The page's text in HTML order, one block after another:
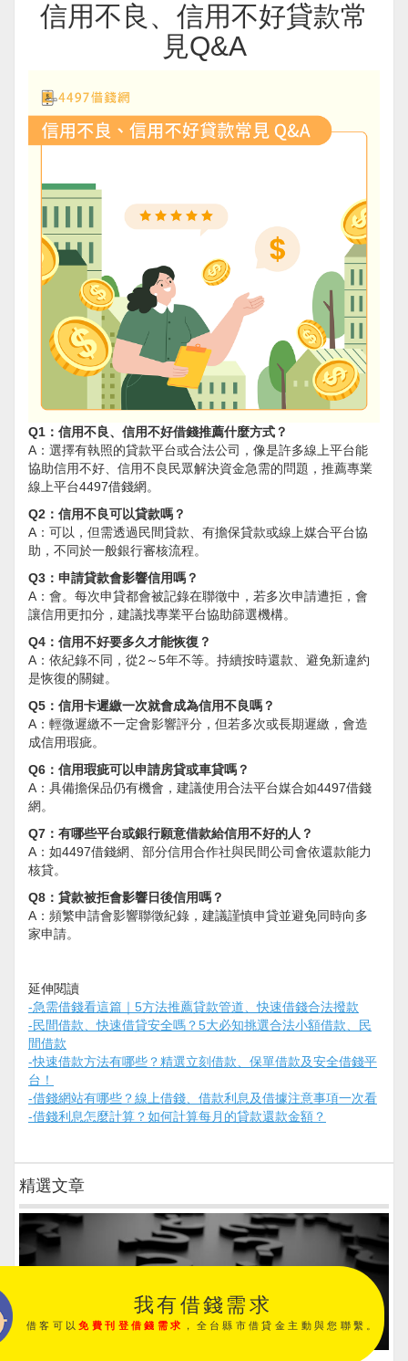
信用不良、信用不好貸款常
見Q&A
Q1：信用不良、信用不好借錢推薦什麼方式？
A：選擇有執照的貸款平台或合法公司，像是許多線上平台能
協助信用不好、信用不良民眾解決資金急需的問題，推薦專業
線上平台4497借錢網。
Q2：信用不良可以貸款嗎？
A：可以，但需透過民間貸款、有擔保貸款或線上媒合平台協
助，不同於一般銀行審核流程。
Q3：申請貸款會影響信用嗎？
A：會。每次申貸都會被記錄在聯徵中，若多次申請遭拒，會
讓信用更扣分，建議找專業平台協助篩選機構。
Q4：信用不好要多久才能恢復？
A：依紀錄不同，從2～5年不等。持續按時還款、避免新違約
是恢復的關鍵。
Q5：信用卡遲繳一次就會成為信用不良嗎？
A：輕微遲繳不一定會影響評分，但若多次或長期遲繳，會造
成信用瑕疵。
Q6：信用瑕疵可以申請房貸或車貸嗎？
A：具備擔保品仍有機會，建議使用合法平台媒合如4497借錢
網。
Q7：有哪些平台或銀行願意借款給信用不好的人？
A：如4497借錢網、部分信用合作社與民間公司會依還款能力
核貸。
Q8：貸款被拒會影響日後信用嗎？
A：頻繁申請會影響聯徵紀錄，建議謹慎申貸並避免同時向多
家申請。
延伸閱讀
-急需借錢看這篇｜5方法推薦貸款管道、快速借錢合法撥款
-民間借款、快速借貸安全嗎？5大必知挑選合法小額借款、民
間借款
-快速借款方法有哪些？精選立刻借款、保單借款及安全借錢平
台！
-借錢網站有哪些？線上借錢、借款利息及借據注意事項一次看
-借錢利息怎麼計算？如何計算每月的貸款還款金額？
精選文章
我有借錢需求
借客可以免費刊登借錢需求 ，全台縣市借貸金主動與您聯繫。